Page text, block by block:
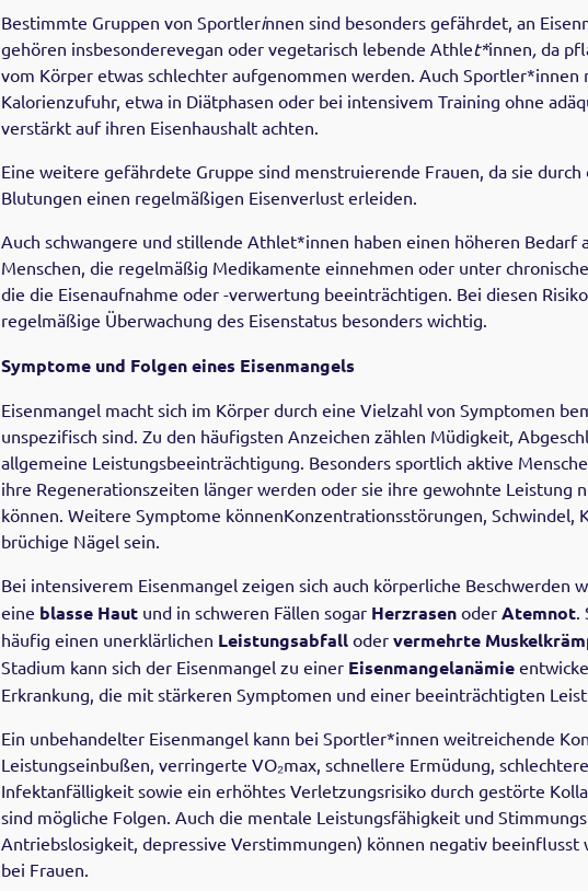
Bestimmte Gruppen von Sportlerinnen sind besonders gefährdet, an
gehören insbesonderevegan oder vegetarisch lebende Athlet*innen da
vom Körper etwas schlechter aufgenommen werden. Auch Sportler*innen
Kalorienzufuhr, etwa in Diätphasen oder bei intensivem Training ohne
verstärkt auf ihren Eisenhaushalt achten.
Eine weitere gefährdete Gruppe sind menstruierende Frauen, da sie
Blutungen einen regelmäßigen Eisenverlust erleiden.
Auch schwangere und stillende Athlet*innen haben einen höheren Bedarf
Menschen, die regelmäßig Medikamente einnehmen oder unter
die die Eisenaufnahme oder -verwertung beeinträchtigen. Bei diesen
regelmäßige Überwachung des Eisenstatus besonders wichtig.
Symptome und Folgen eines Eisenmangels
Eisenmangel macht sich im Körper durch eine Vielzahl von Symptomen
unspezifisch sind. Zu den häufigsten Anzeichen zählen Müdigkeit,
allgemeine Leistungsbeeinträchtigung. Besonders sportlich aktive
ihre Regenerationszeiten länger werden oder sie ihre gewohnte Leistung
können. Weitere Symptome könnenKonzentrationsstörungen, Schwindel,
brüchige Nägel sein.
Bei intensiverem Eisenmangel zeigen sich auch körperliche Beschwerden
eine blasse Haut und in schweren Fällen sogar Herzrasen oder Atemnot
häufig einen unerklärlichen Leistungsabfall oder vermehrte
Stadium kann sich der Eisenmangel zu einer Eisenmangelanämie
Erkrankung, die mit stärkeren Symptomen und einer beeinträchtigten
Ein unbehandelter Eisenmangel kann bei Sportler*innen weitreichende
Leistungseinbußen, verringerte VO₂max, schnellere Ermüdung,
Infektanfälligkeit sowie ein erhöhtes Verletzungsrisiko durch gestörte
sind mögliche Folgen. Auch die mentale Leistungsfähigkeit und
Antriebslosigkeit, depressive Verstimmungen) können negativ beeinflusst
bei Frauen.